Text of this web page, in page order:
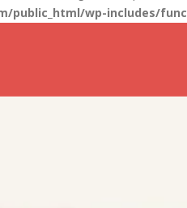
public_html/wp-includes/